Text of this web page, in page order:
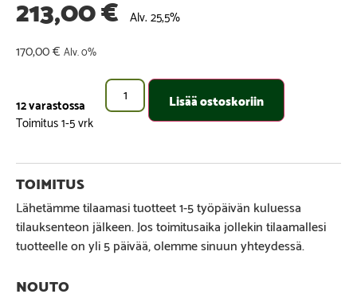
213,00€ Alv. 25,5%
170,00€ Alv. 0%
12 varastossa Lisää ostoskoriin
Lähetämme tilaamasi tuotteet 1-5 työpäivän kuluessa
tilauksenteon jälkeen. Jos toimitusaika jollekin tilaamallesi
tuotteelle on yli 5 päivää, olemme sinuun yhteydessä.